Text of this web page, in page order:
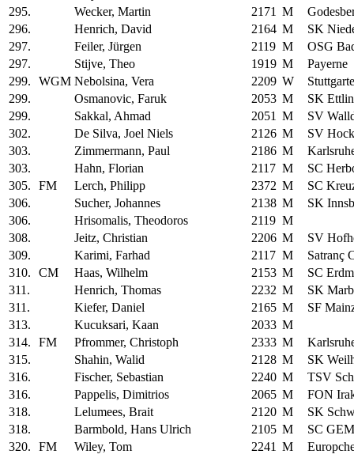
295.
Wecker, Martin 2171 M
296.
Henrich, David 2164 M
SK
297.
Feiler, Jürgen 2119 M
OSG
297.
Stijve, Theo 1919 M
Payerne
299.
WGM Nebolsina, Vera 2209 W
299.
Osmanovic, Faruk 2053 M
SK
299.
Sakkal, Ahmad 2051 M
SV
302.
De Silva, Joel Niels 2126 M
SV
303.
Zimmermann, Paul 2186 M
303.
Hahn, Florian 2117 M
SC
305.
FM Lerch, Philipp 2372 M
SC
306.
Sucher, Johannes 2138 M
SK
306.
Hrisomalis, Theodoros 2119 M
308.
Jeitz, Christian 2206 M
SV
309.
Karimi, Farhad 2117 M
Satranç
310.
CM Haas, Wilhelm 2153 M
SC
311.
Henrich, Thomas 2232 M
SK
311.
Kiefer, Daniel 2165 M
SF
313.
Kucuksari, Kaan 2033 M
314.
FM Pfrommer, Christoph 2333 M
315.
Shahin, Walid 2128 M
SK
316.
Fischer, Sebastian 2240 M
TSV
316.
Pappelis, Dimitrios 2065 M
FON
318.
Lelumees, Brait 2120 M
SK
318.
Barmbold, Hans Ulrich 2105 M
SC
320.
FM Wiley, Tom 2241 M